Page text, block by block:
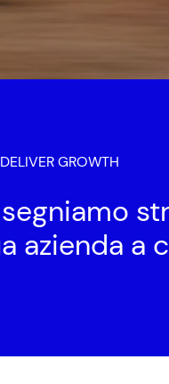
GROWTH
azienda a